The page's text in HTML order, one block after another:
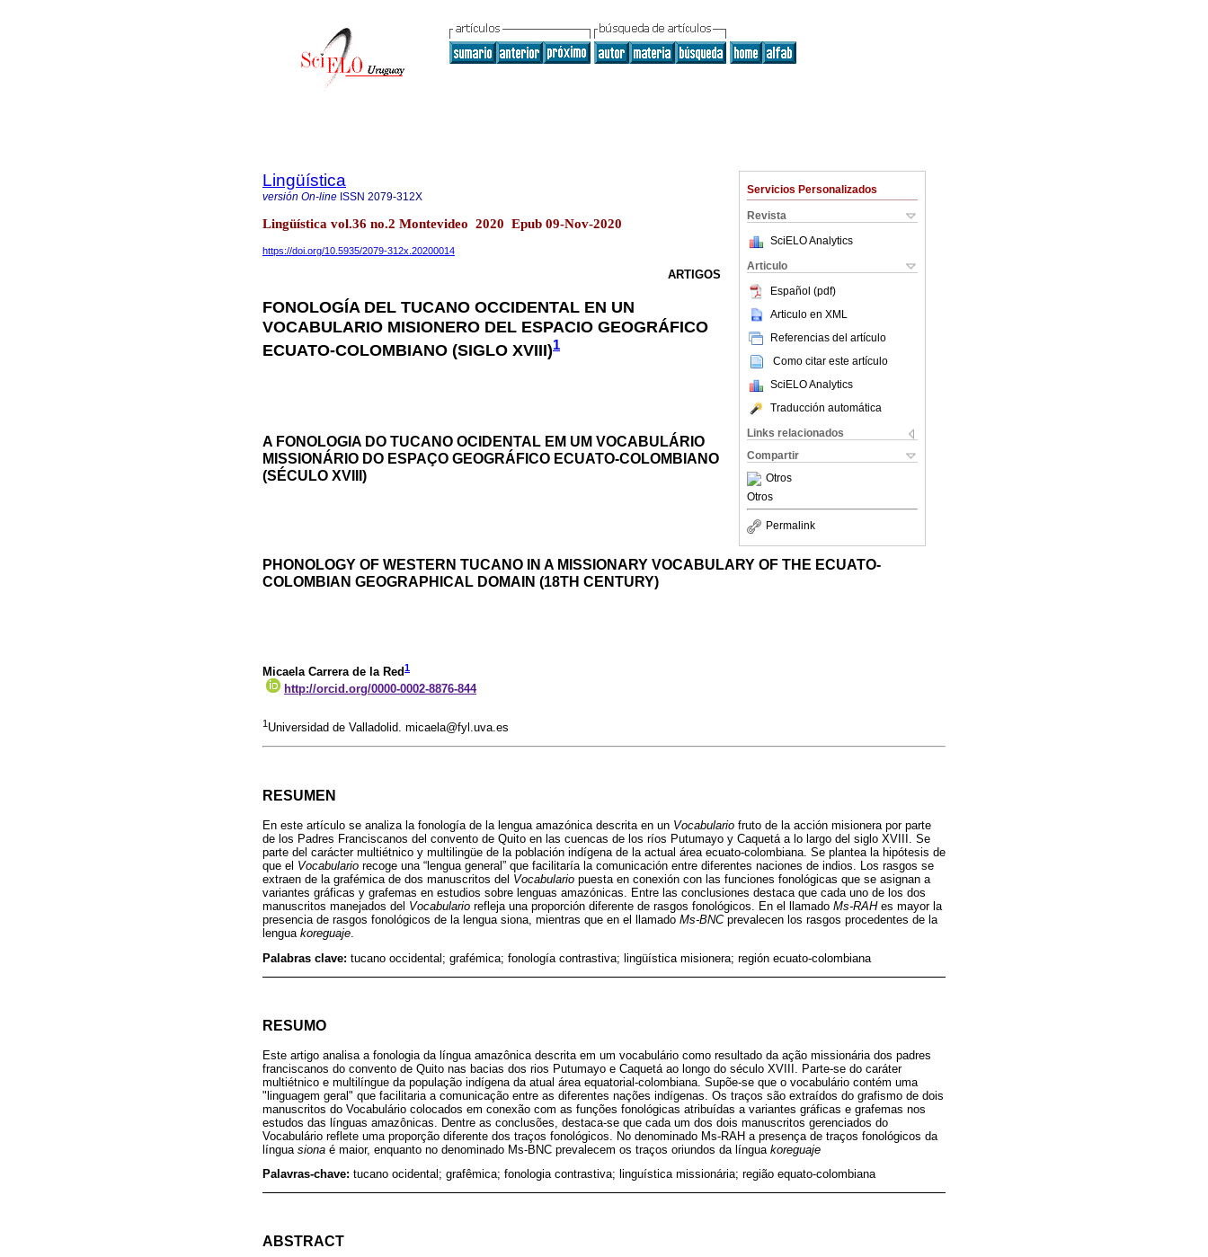
Servicios Personalizados
Revista
SciELO Analytics
Articulo
Español (pdf)
Articulo en XML
Referencias del artículo
Como citar este artículo
SciELO Analytics
Traducción automática
Links relacionados
Compartir
Otros
Otros
Permalink
Lingüística
versión On-line ISSN 2079-312X
Lingüística vol.36 no.2 Montevideo 2020 Epub 09-Nov-2020
https://doi.org/10.5935/2079-312x.20200014
ARTIGOS
FONOLOGÍA DEL TUCANO OCCIDENTAL EN UN
VOCABULARIO MISIONERO DEL ESPACIO GEOGRÁFICO
ECUATO-COLOMBIANO (SIGLO XVIII)1
A FONOLOGIA DO TUCANO OCIDENTAL EM UM VOCABULÁRIO
MISSIONÁRIO DO ESPAÇO GEOGRÁFICO ECUATO-COLOMBIANO
(SÉCULO XVIII)
PHONOLOGY OF WESTERN TUCANO IN A MISSIONARY VOCABULARY OF THE ECUATO-
COLOMBIAN GEOGRAPHICAL DOMAIN (18TH CENTURY)
Micaela Carrera de la Red1
http://orcid.org/0000-0002-8876-844
1 Universidad de Valladolid. micaela@fyl.uva.es
RESUMEN
En este artículo se analiza la fonología de la lengua amazónica descrita en un Vocabulario fruto de la acción misionera por parte
de los Padres Franciscanos del convento de Quito en las cuencas de los ríos Putumayo y Caquetá a lo largo del siglo XVIII. Se
parte del carácter multiétnico y multilingüe de la población indígena de la actual área ecuato-colombiana. Se plantea la hipótesis de
que el Vocabulario recoge una “lengua general” que facilitaría la comunicación entre diferentes naciones de indios. Los rasgos se
extraen de la grafémica de dos manuscritos del Vocabulario puesta en conexión con las funciones fonológicas que se asignan a
variantes gráficas y grafemas en estudios sobre lenguas amazónicas. Entre las conclusiones destaca que cada uno de los dos
manuscritos manejados del Vocabulario refleja una proporción diferente de rasgos fonológicos. En el llamado Ms-RAHes mayor la
presencia de rasgos fonológicos de la lengua siona, mientras que en el llamado Ms-BNCprevalecen los rasgos procedentes de la
lengua koreguaje.
Palabras clave: tucano occidental; grafémica; fonología contrastiva; lingüística misionera; región ecuato-colombiana
RESUMO
Este artigo analisa a fonologia da língua amazônica descrita em um vocabulário como resultado da ação missionária dos padres
franciscanos do convento de Quito nas bacias dos rios Putumayo e Caquetá ao longo do século XVIII. Parte-se do caráter
multiétnico e multilíngue da população indígena da atual área equatorial-colombiana. Supõe-se que o vocabulário contém uma
"linguagem geral" que facilitaria a comunicação entre as diferentes nações indígenas. Os traços são extraídos do grafismo de dois
manuscritos do Vocabulário colocados em conexão com as funções fonológicas atribuídas a variantes gráficas e grafemas nos
estudos das línguas amazônicas. Dentre as conclusões, destaca-se que cada um dos dois manuscritos gerenciados do
Vocabulário reflete uma proporção diferente dos traços fonológicos. No denominado Ms-RAH a presença de traços fonológicos da
língua siona é maior, enquanto no denominado Ms-BNC prevalecem os traços oriundos da língua koreguaje
Palavras-chave: tucano ocidental; grafêmica; fonologia contrastiva; linguística missionária; região equato-colombiana
ABSTRACT